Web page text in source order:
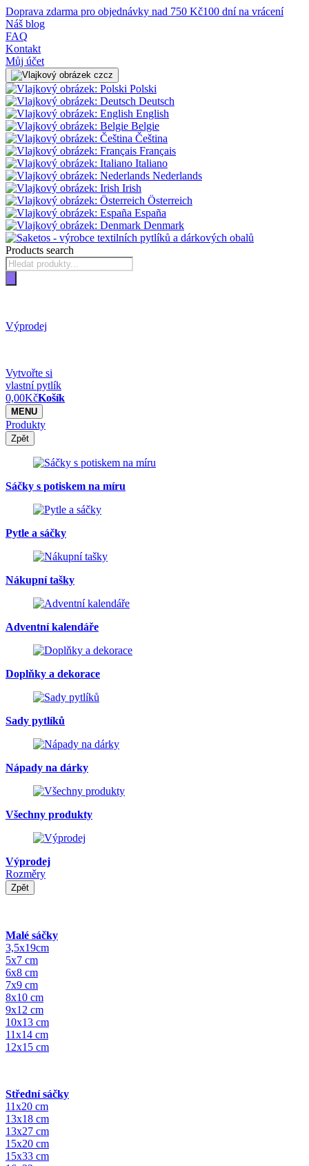
Doprava zdarma pro objednávky nad 750 Kč100 dní na vrácení
Náš blog
FAQ
Kontakt
Můj účet
cz
Polski
Deutsch
English
Belgie
Čeština
Français
Italiano
Nederlands
Irish
Österreich
España
Denmark
Products search
Výprodej
Vytvořte si
vlastní pytlík
0,00KčKošík
MENU
Produkty
Zpět
Sáčky s potiskem na míru
Pytle a sáčky
Nákupní tašky
Adventní kalendáře
Doplňky a dekorace
Sady pytlíků
Nápady na dárky
Všechny produkty
Výprodej
Rozměry
Zpět
Malé sáčky
3,5x19cm
5x7 cm
6x8 cm
7x9 cm
8x10 cm
9x12 cm
10x13 cm
11x14 cm
12x15 cm
Střední sáčky
11x20 cm
13x18 cm
13x27 cm
15x20 cm
15x33 cm